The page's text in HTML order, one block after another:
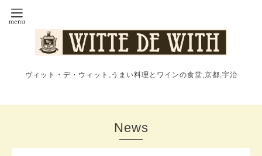
ヴィット・デ・ウィット,うまい料理とワインの食堂,京都,宇治
News